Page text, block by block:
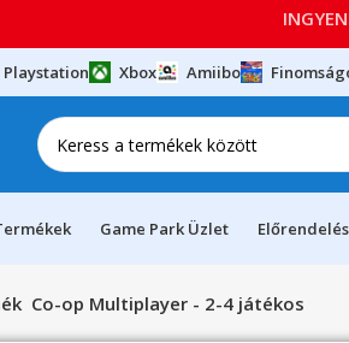
Playstation Xbox Amiibo
Game Park Üzlet
Co-op Multiplayer - 2-4 játékos